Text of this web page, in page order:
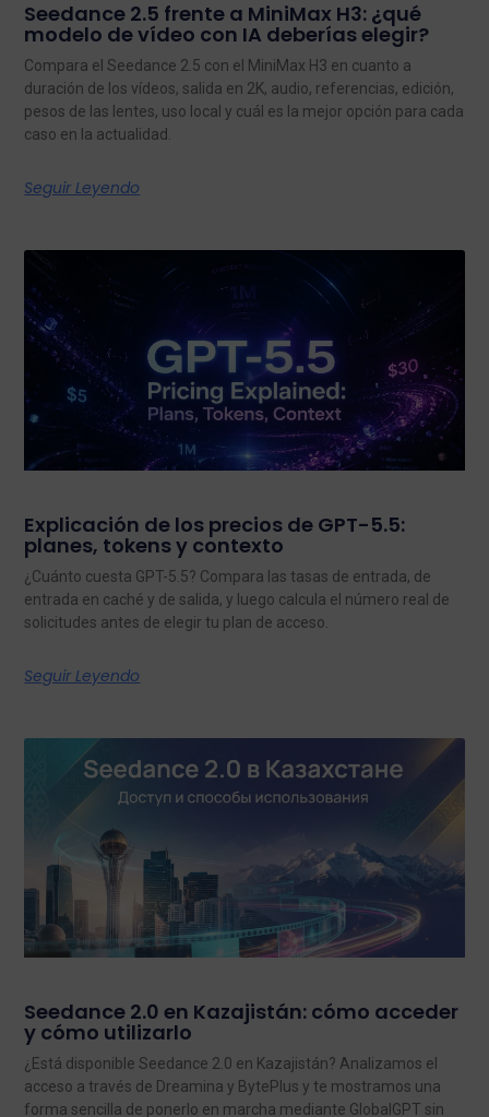
Seedance 2.5 frente a MiniMax H3: ¿qué
modelo de vídeo con IA deberías elegir?
Compara el Seedance 2.5 con el MiniMax H3 en cuanto a
duración de los vídeos, salida en 2K, audio, referencias, edición,
pesos de las lentes, uso local y cuál es la mejor opción para cada
caso en la actualidad.
Seguir Leyendo
Explicación de los precios de GPT-5.5:
planes, tokens y contexto
¿Cuánto cuesta GPT-5.5? Compara las tasas de entrada, de
entrada en caché y de salida, y luego calcula el número real de
solicitudes antes de elegir tu plan de acceso.
Seguir Leyendo
Seedance 2.0 en Kazajistán: cómo acceder
y cómo utilizarlo
¿Está disponible Seedance 2.0 en Kazajistán? Analizamos el
acceso a través de Dreamina y BytePlus y te mostramos una
forma sencilla de ponerlo en marcha mediante GlobalGPT sin